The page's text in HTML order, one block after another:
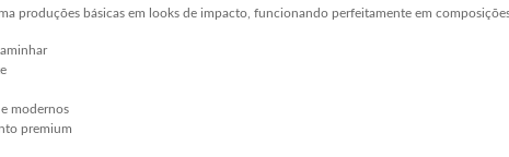
produções básicas em looks de impacto, funcionando perfeitamente em
modernos
premium